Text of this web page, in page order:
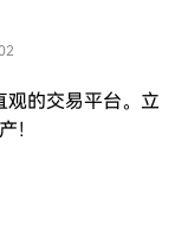
观的交易平台。立
！